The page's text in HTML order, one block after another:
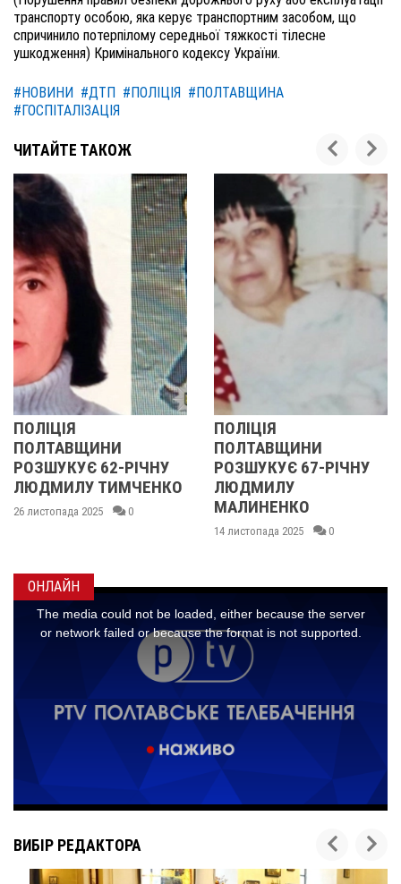
транспорту особою, яка керує транспортним засобом, що
спричинило потерпілому середньої тяжкості тілесне
ушкодження) Кримінального кодексу України.
#НОВИНИ #ДТП #ПОЛІЦІЯ #ПОЛТАВЩИНА
#ГОСПІТАЛІЗАЦІЯ
ЧИТАЙТЕ ТАКОЖ
РІЧНУ
0
ПОЛТАВЩИНИ
РОЗШУКУЄ 67-РІЧНУ
ЛЮДМИЛУ
МАЛИНЕНКО
0
ОБЛАСТІ
ОНЛАЙН
ВИБІР РЕДАКТОРА